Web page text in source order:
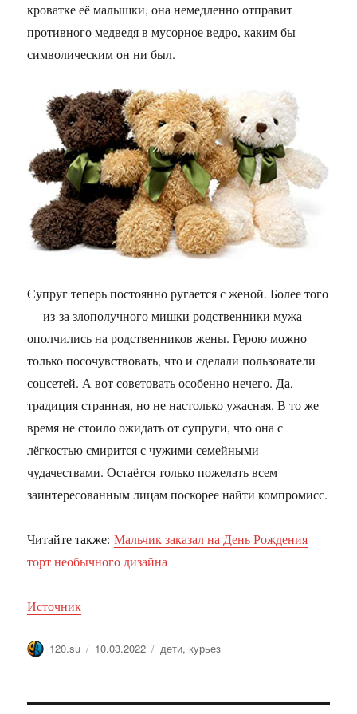
кроватке её малышки, она немедленно отправит
противного медведя в мусорное ведро, каким бы
символическим он ни был.
Супруг теперь постоянно ругается с женой. Более того
— из-за злополучного мишки родственники мужа
ополчились на родственников жены. Герою можно
только посочувствовать, что и сделали пользователи
соцсетей. А вот советовать особенно нечего. Да,
традиция странная, но не настолько ужасная. В то же
время не стоило ожидать от супруги, что она с
лёгкостью смирится с чужими семейными
чудачествами. Остаётся только пожелать всем
заинтересованным лицам поскорее найти компромисс.
Читайте также:Мальчик заказал на День Рождения
торт необычного дизайна
Источник
Автор
120.su Опубликовано
10.03.2022 Метки
дети, курьез